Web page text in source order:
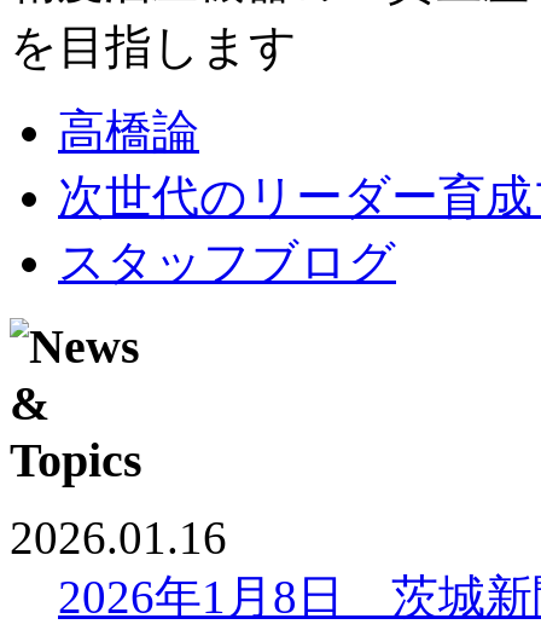
高橋論
次世代のリーダー育
スタッフブログ
2026.01.16
2026年1月8日 茨城